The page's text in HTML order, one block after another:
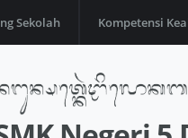
Sekolah Kompetensi